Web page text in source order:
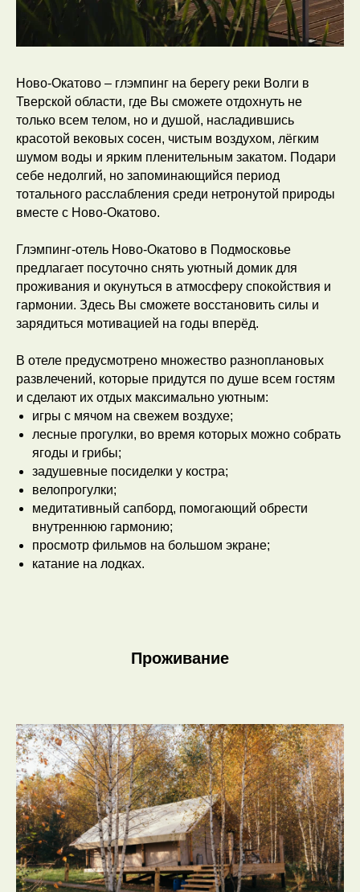
Ново-Окатово – глэмпинг на берегу реки Волги в
Тверской области, где Вы сможете отдохнуть не
только всем телом, но и душой, насладившись
красотой вековых сосен, чистым воздухом, лёгким
шумом воды и ярким пленительным закатом. Подари
себе недолгий, но запоминающийся период
тотального расслабления среди нетронутой природы
вместе с Ново-Окатово.
Глэмпинг-отель Ново-Окатово в Подмосковье
предлагает посуточно снять уютный домик для
проживания и окунуться в атмосферу спокойствия и
гармонии. Здесь Вы сможете восстановить силы и
зарядиться мотивацией на годы вперёд.
В отеле предусмотрено множество разноплановых
развлечений, которые придутся по душе всем гостям
и сделают их отдых максимально уютным:
игры с мячом на свежем воздухе;
лесные прогулки, во время которых можно собрать
ягоды и грибы;
задушевные посиделки у костра;
велопрогулки;
медитативный сапборд, помогающий обрести
внутреннюю гармонию;
просмотр фильмов на большом экране;
катание на лодках.
Проживание